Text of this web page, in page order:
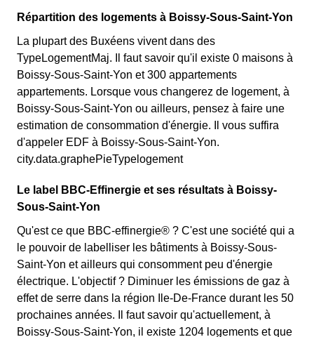
Répartition des logements à Boissy-Sous-Saint-Yon
La plupart des Buxéens vivent dans des
TypeLogementMaj. Il faut savoir qu'il existe 0 maisons à
Boissy-Sous-Saint-Yon et 300 appartements
appartements. Lorsque vous changerez de logement, à
Boissy-Sous-Saint-Yon ou ailleurs, pensez à faire une
estimation de consommation d'énergie. Il vous suffira
d'appeler EDF à Boissy-Sous-Saint-Yon.
city.data.graphePieTypelogement
Le label BBC-Effinergie et ses résultats à Boissy-
Sous-Saint-Yon
Qu'est ce que BBC-effinergie® ? C'est une société qui a
le pouvoir de labelliser les bâtiments à Boissy-Sous-
Saint-Yon et ailleurs qui consomment peu d'énergie
électrique. L'objectif ? Diminuer les émissions de gaz à
effet de serre dans la région Ile-De-France durant les 50
prochaines années. Il faut savoir qu'actuellement, à
Boissy-Sous-Saint-Yon, il existe 1204 logements et que